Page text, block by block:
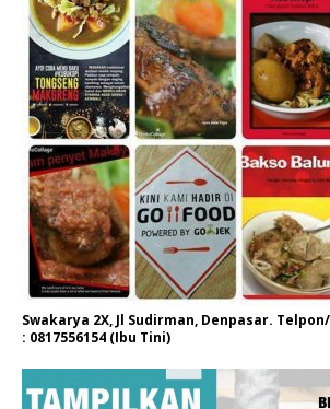
Swakarya 2X, Jl Sudirman, Denpasar.
: 0817556154 (Ibu Tini)